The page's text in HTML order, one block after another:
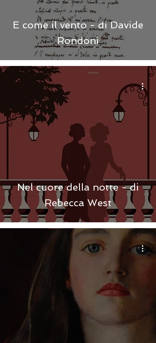
E come il vento - di Davide
Rondoni
Nel cuore della notte - di
Rebecca West